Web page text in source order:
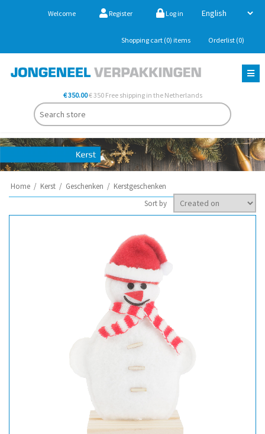
Welcome Register Log in
Shopping cart (0) items Orderlist (0)
€ 350.00€ 350 Free shipping in the Netherlands
Home / Kerst / Geschenken / Kerstgeschenken
Sort by